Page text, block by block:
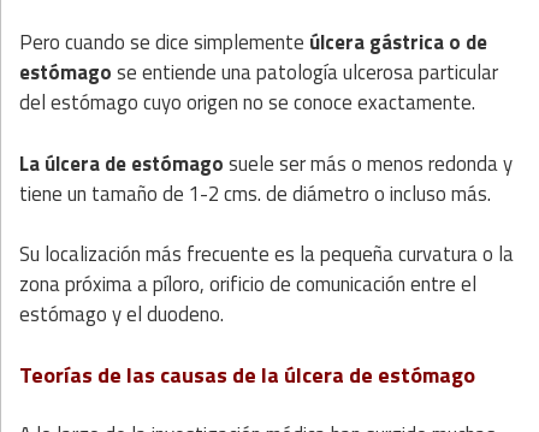
Pero cuando se dice simplemente úlcera gástrica o de
estómagose entiende una patología ulcerosa particular
del estómago cuyo origen no se conoce exactamente.
La úlcera de estómagosuele ser más o menos redonda y
tiene un tamaño de 1-2 cms. de diámetro o incluso más.
Su localización más frecuente es la pequeña curvatura o la
zona próxima a píloro, orificio de comunicación entre el
estómago y el duodeno.
Teorías de las causas de la úlcera de estómago